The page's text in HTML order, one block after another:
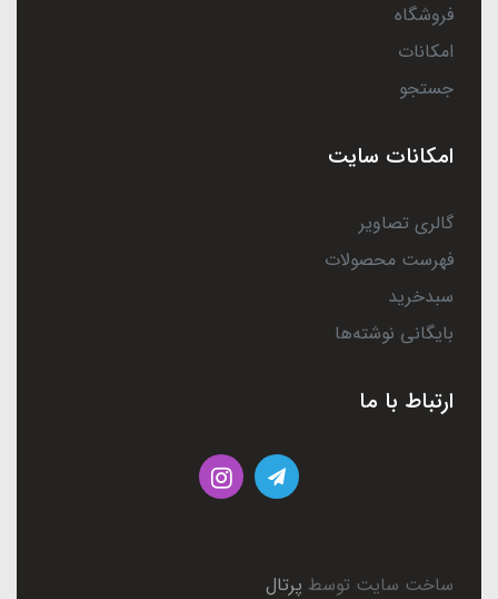
فروشگاه
امکانات
جستجو
امکانات سایت
گالری تصاویر
فهرست محصولات
سبدخرید
بایگانی نوشته‌ها
ارتباط با ما
ساخت سایت توسط پرتال